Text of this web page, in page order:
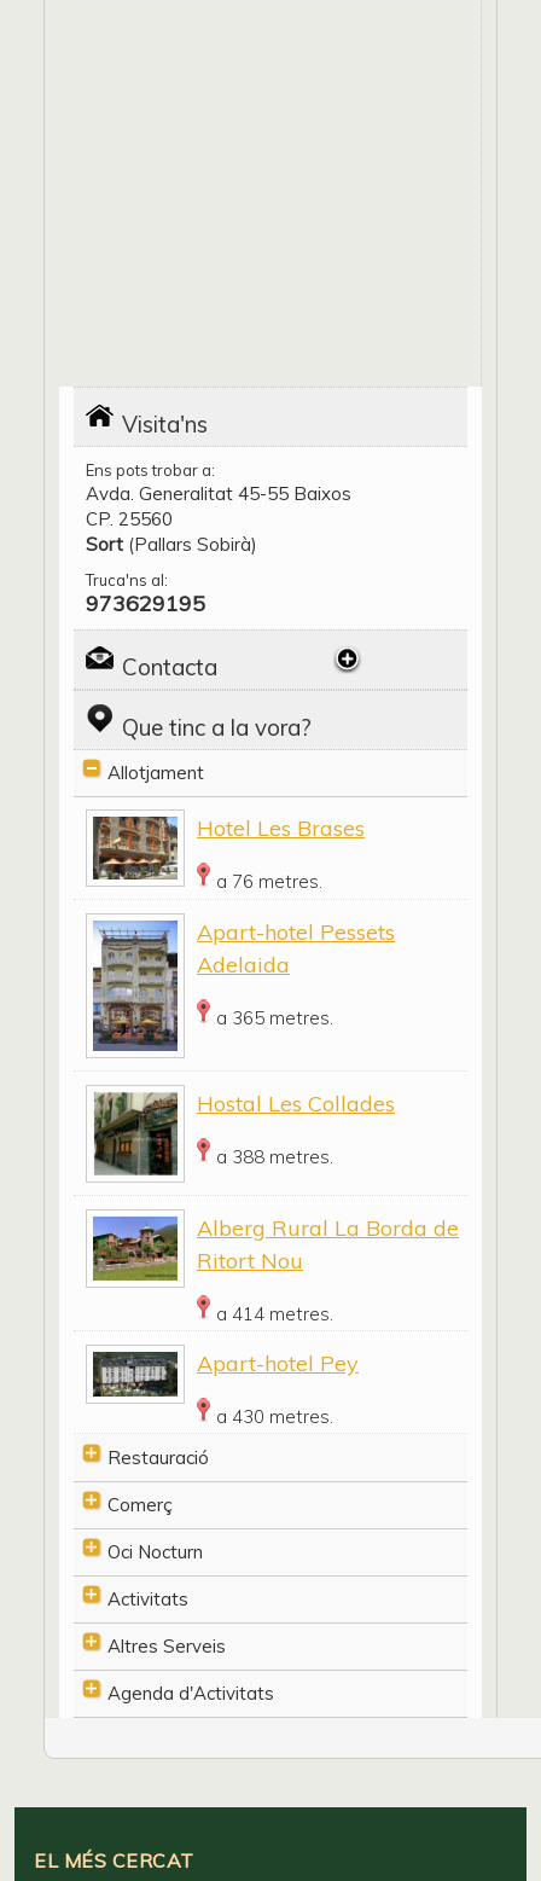
Visita'ns
Ens pots trobar a:
Avda. Generalitat 45-55 Baixos
CP. 25560
Sort (Pallars Sobirà)
Truca'ns al:
973629195
Contacta
Que tinc a la vora?
Allotjament
Hotel Les Brases
a 76 metres.
Apart-hotel Pessets
Adelaida
a 365 metres.
Hostal Les Collades
a 388 metres.
Alberg Rural La Borda de
Ritort Nou
a 414 metres.
Apart-hotel Pey
a 430 metres.
Restauració
Comerç
Oci Nocturn
Activitats
Altres Serveis
Agenda d'Activitats
EL MÉS CERCAT